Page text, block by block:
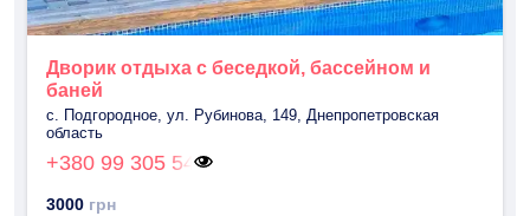
Дворик отдыха с беседкой, бассейном и
баней
с. Подгородное, ул. Рубинова, 149, Днепропетровская
область
+380 99 305 54
3000 грн